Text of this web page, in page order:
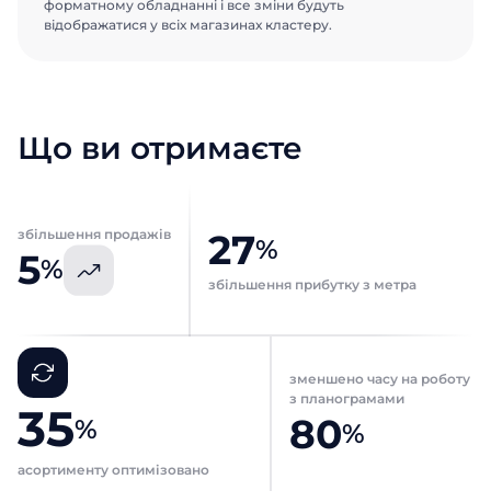
форматному обладнанні і все зміни будуть
відображатися у всіх магазинах кластеру.
Що ви отримаєте
збільшення продажів
5% 27%
збільшення прибутку з метра
35%
асортименту оптимізовано
зменшено часу на роботу
з планограмами
80%